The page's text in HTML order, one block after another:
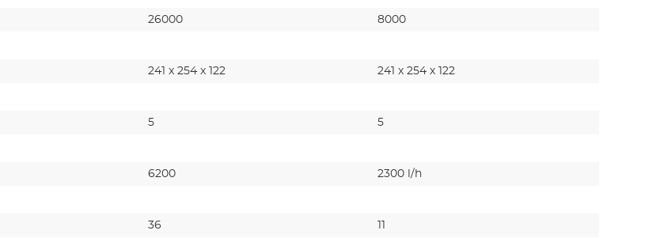
26000 8000
241 x 254 x 122 241 x 254 x 122
5 5
6200 2300 l/h
36 11